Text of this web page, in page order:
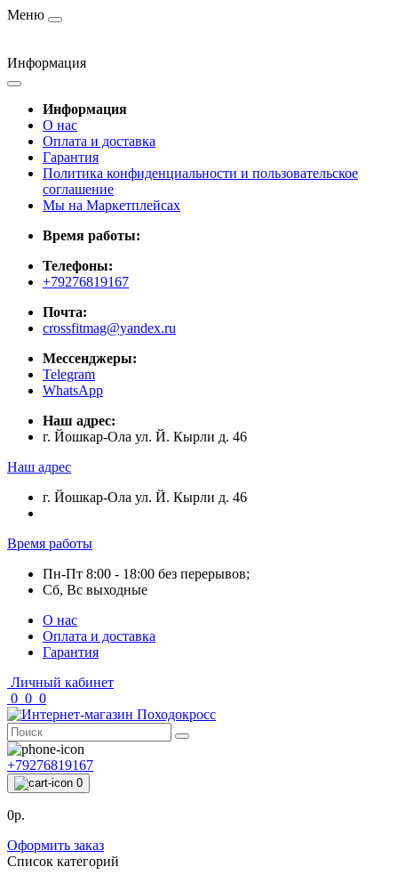
Меню
Информация
Информация
О нас
Оплата и доставка
Гарантия
Политика конфиденциальности и пользовательское
соглашение
Мы на Маркетплейсах
Время работы:
Телефоны:
+79276819167
Почта:
crossfitmag@yandex.ru
Мессенджеры:
Telegram
WhatsApp
Наш адрес:
г. Йошкар-Ола ул. Й. Кырли д. 46
Наш адрес
г. Йошкар-Ола ул. Й. Кырли д. 46
Время работы
Пн-Пт 8:00 - 18:00 без перерывов;
Сб, Вс выходные
О нас
Оплата и доставка
Гарантия
Личный кабинет
0 0 0
+79276819167
0
0р.
Оформить заказ
Список категорий